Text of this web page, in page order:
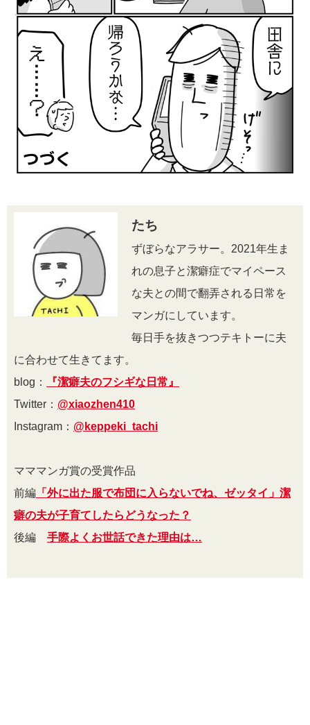
たち
ずぼらなアラサー。2021年生ま
れの息子と潔癖症でマイペース
な夫との間で翻弄される日常を
マンガにしています。
毎日手を抜きつつテキトーに夫
に合わせて生きてます。
blog：
『潔癖夫のフシギな日常』
Twitter： @xiaozhen410
Instagram： @keppeki_tachi
マママンガ賞の受賞作品
前編 「外に出た服で布団に入らないでね、ゼッタイ」潔
癖の夫が子育てしたらどうなった？
後編 手際よくお世話できた理由は…